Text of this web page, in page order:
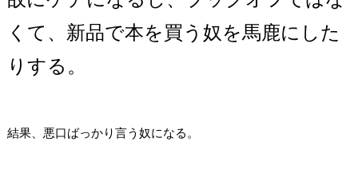
くて、新品で本を買う奴を馬鹿にした
りする。
結果、悪口ばっかり言う奴になる。